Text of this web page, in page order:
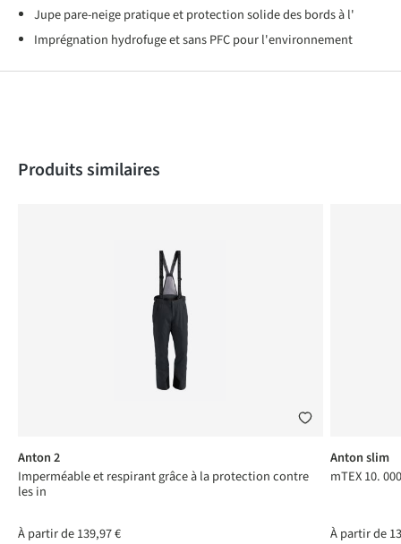
Jupe pare-neige pratique et protection solide des bords à l'
Imprégnation hydrofuge et sans PFC pour l'environnement
Produktgalerie überspringen
Produits similaires
Anton 2
Imperméable et respirant grâce à la protection contre
les in
À partir de139,97 €
Anton slim
mTEX 10.
À partir de